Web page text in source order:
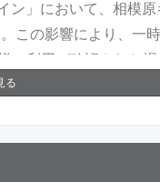
」において、相模
この影響により、一
利用が確認された場
の点に十分ご注意く
る